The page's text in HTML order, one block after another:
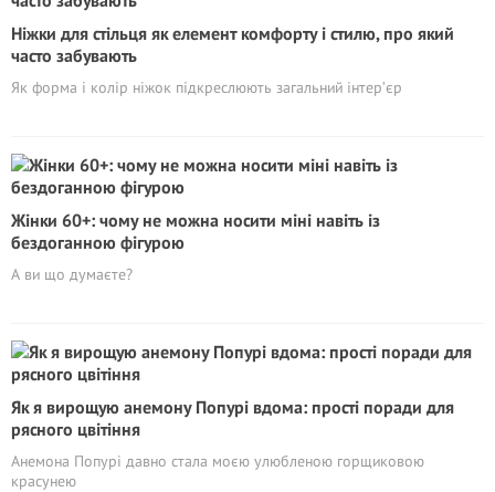
Ніжки для стільця як елемент комфорту і стилю, про який
часто забувають
Як форма і колір ніжок підкреслюють загальний інтер’єр
Жінки 60+: чому не можна носити міні навіть із
бездоганною фігурою
А ви що думаєте?
Як я вирощую анемону Попурі вдома: прості поради для
рясного цвітіння
Анемона Попурі давно стала моєю улюбленою горщиковою
красунею